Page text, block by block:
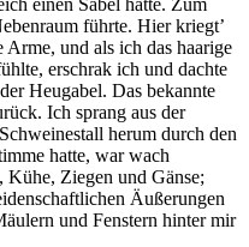
führte. Hier kriegt’
und als ich das haarige
erschrak ich und dachte
Heugabel. Das bekannte
Ich sprang aus der
herum durch den
hatte, war wach
Ziegen und Gänse;
Äußerungen
und Fenstern hinter mir